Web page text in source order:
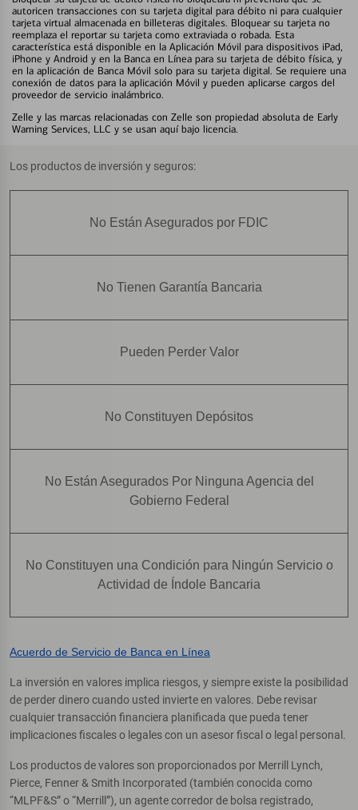
autoricen transacciones con su tarjeta digital para débito ni para cualquier
tarjeta virtual almacenada en billeteras digitales. Bloquear su tarjeta no
reemplaza el reportar su tarjeta como extraviada o robada. Esta
característica está disponible en la Aplicación Móvil para dispositivos iPad,
iPhone y Android y en la Banca en Línea para su tarjeta de débito física, y
en la aplicación de Banca Móvil solo para su tarjeta digital. Se requiere una
conexión de datos para la aplicación Móvil y pueden aplicarse cargos del
proveedor de servicio inalámbrico.
Zelle y las marcas relacionadas con Zelle son propiedad absoluta de Early
Warning Services, LLC y se usan aquí bajo licencia.
Los productos de inversión y seguros:
No Están Asegurados por FDIC
No Tienen Garantía Bancaria
Pueden Perder Valor
No Constituyen Depósitos
No Están Asegurados Por Ninguna Agencia del
Gobierno Federal
No Constituyen una Condición para Ningún Servicio o
Actividad de Índole Bancaria
Acuerdo de Servicio de Banca en Línea
La inversión en valores implica riesgos, y siempre existe la posibilidad
de perder dinero cuando usted invierte en valores. Debe revisar
cualquier transacción financiera planificada que pueda tener
implicaciones fiscales o legales con un asesor fiscal o legal personal.
Los productos de valores son proporcionados por Merrill Lynch,
Pierce, Fenner & Smith Incorporated (también conocida como
“MLPF&S” o “Merrill”), un agente corredor de bolsa registrado,